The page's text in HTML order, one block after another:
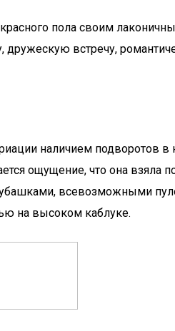
пола своим
встречу,
наличием подворотов
ощущение, что она
всевозможными
на высоком каблуке.